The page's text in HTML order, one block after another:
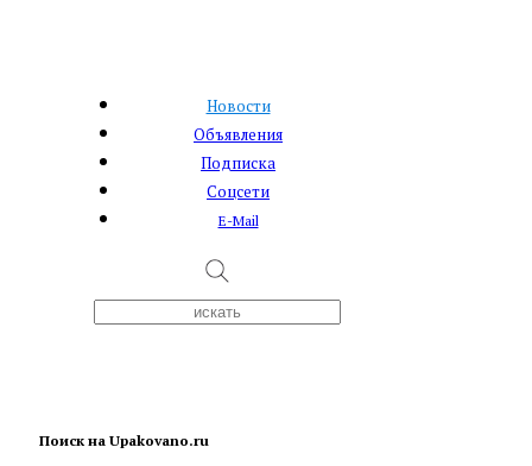
Новости
Объявления
Подписка
Соцсети
E-Mail
Поиск на Upakovano.ru